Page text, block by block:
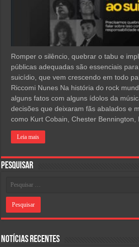
Romper o silêncio, quebrar o tabu e
públicas adequadas são essenciais
suicídio, que vem crescendo em todo
Riccomi Nunes Na história do rock
alguns fatos com alguns ídolos da
decisões que deixaram fãs abalados e
como Kurt Cobain, Chester Bennington,
Leia mais
Pesquisar
Notícias Recentes